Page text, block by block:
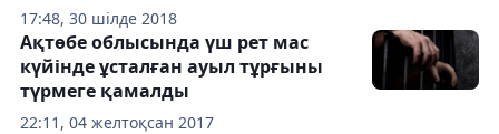
17:48, 30 шілде 2018
22:11, 04 желтоқсан 2017
Ақтөбе облысында үш рет мас
күйінде ұсталған ауыл тұрғыны
түрмеге қамалды